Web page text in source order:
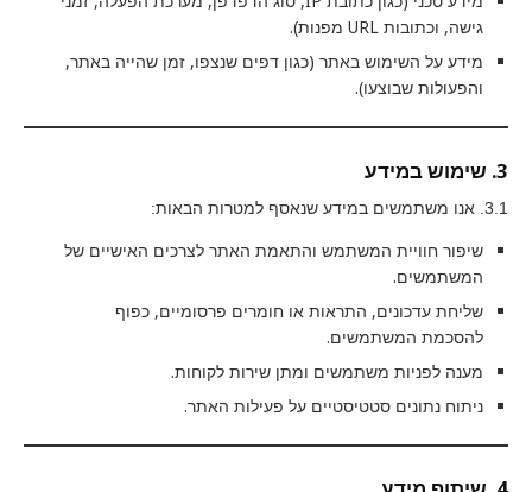
גישה, וכתובות URL מפנות).
מידע על השימוש באתר (כגון דפים שנצפו, זמן שהייה באתר,
והפעולות שבוצעו).
3. שימוש במידע
3.1. אנו משתמשים במידע שנאסף למטרות הבאות:
שיפור חוויית המשתמש והתאמת האתר לצרכים האישיים של
המשתמשים.
שליחת עדכונים, התראות או חומרים פרסומיים, כפוף
להסכמת המשתמשים.
מענה לפניות משתמשים ומתן שירות לקוחות.
ניתוח נתונים סטטיסטיים על פעילות האתר.